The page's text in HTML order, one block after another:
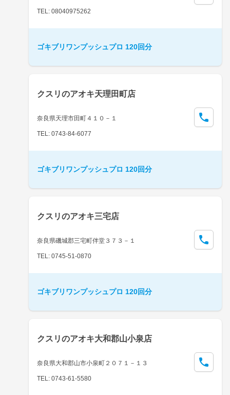
TEL: 08040975262
ゴキブリワンプッシュプロ 120回分
クスリのアオキ天理田町店
奈良県天理市田町４１０－１
TEL: 0743-84-6077
ゴキブリワンプッシュプロ 120回分
クスリのアオキ三宅店
奈良県磯城郡三宅町伴堂３７３－１
TEL: 0745-51-0870
ゴキブリワンプッシュプロ 120回分
クスリのアオキ大和郡山小泉店
奈良県大和郡山市小泉町２０７１－１３
TEL: 0743-61-5580